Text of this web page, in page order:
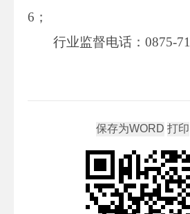
6；
行业监督电话：0875-